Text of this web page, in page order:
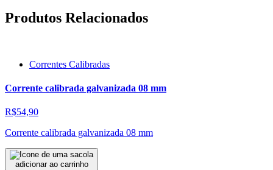
Produtos Relacionados
Correntes Calibradas
Corrente calibrada galvanizada 08 mm
R$54,90
Corrente calibrada galvanizada 08 mm
adicionar ao carrinho